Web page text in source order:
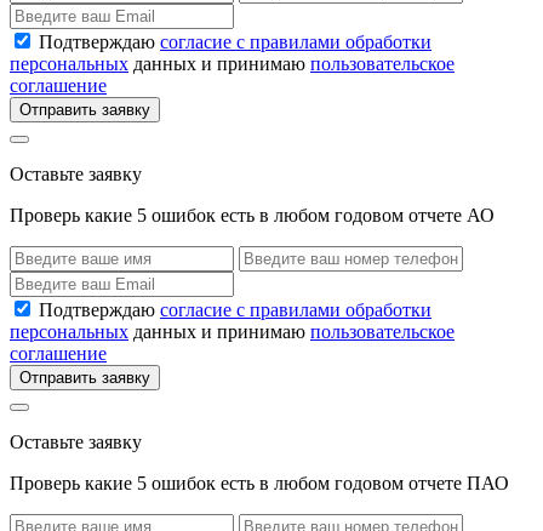
Подтверждаю согласие с правилами обработки
персональных данных и принимаю пользовательское
соглашение
Отправить заявку
Оставьте заявку
Проверь какие 5 ошибок есть в любом годовом отчете АО
Подтверждаю согласие с правилами обработки
персональных данных и принимаю пользовательское
соглашение
Отправить заявку
Оставьте заявку
Проверь какие 5 ошибок есть в любом годовом отчете ПАО